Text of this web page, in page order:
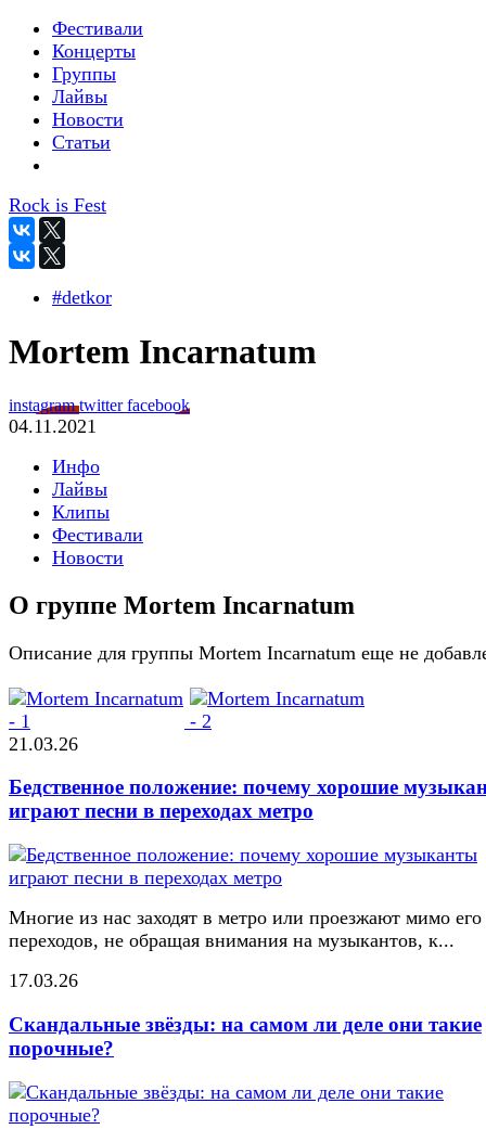
Фестивали
Концерты
Группы
Лайвы
Новости
Статьи
Rock is Fest
#detkor
Mortem Incarnatum
instagramtwitterfacebook
04.11.2021
Инфо
Лайвы
Клипы
Фестивали
Новости
О группе Mortem Incarnatum
Описание для группы Mortem Incarnatum еще не
21.03.26
Бедственное положение: почему хорошие
играют песни в переходах метро
Многие из нас заходят в метро или проезжают мимо его
переходов, не обращая внимания на музыкантов, к...
17.03.26
Скандальные звёзды: на самом ли деле они такие
порочные?